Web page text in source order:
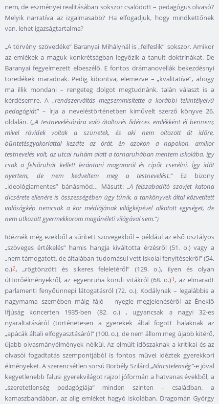
nem, de eszményei realitásában sokszor csalódott – pedagógus olvasó?
Melyik narratíva az izgalmasabb? Ha elfogadjuk, hogy mindkettőnek
van, lehet igazságtartalma?
„A törvény szövedéke” Baranyai Mihálynál is „felfeslik” sokszor. Amikor
az emlékek a maguk konkrétságban legyőzik a tanult doktrínákat. De
Baranyai fegyelmezett elbeszélő. E fontos drámanovellák bekezdésnyi
töredékek maradnak. Pedig kibontva, elemezve – „kvalitatíve”, ahogy
ma illik mondani – rengeteg dolgot megtudnánk, talán választ is a
kérdésemre. A „rendszerváltás megsemmisítette a korábbi tekintélyelvű
pedagógiát” – írja a neveléstörténetben kiművelt szerző könyve 26.
oldalán. („A testnevelésórára való átöltözés lidérces emlékként él bennem;
mivel rövidek voltak a szünetek, és aki nem öltözött át időre,
büntetésgyakorlattal kezdte az órát, én azokon a napokon, amikor
testnevelés volt, az utcai ruhám alatt a tornaruhában mentem iskolába, így
csak a felsőruhát kellett lerántani magamról és cipőt cserélni. Így időt
nyertem, de nem kedveltem meg a testnevelést.” Ez bizony
„ideológiamentes” bánásmód… Másutt: „A felszabadító szovjet katona
dicsérete ellenére is összességében úgy tűnik, a tankönyvek által közvetített
valóságkép nemcsak a kor médiájának világképével alkotott egységet, de
nem ütközött gyermekkorom magánéleti világával sem.”)
Idéznék még ezekből a sűrített szövegekből – például az első osztályos
„szöveges értékelés” hamis hangja kiváltotta érzésről (51. o.) vagy a
„nem támogatott, de általában tudomásul vett iskolai fenyítésekről” (54.
o.)2, „rögtönzött és sikeres feleletéről” (129. o.), ilyen és olyan
úttörőélményekről, az egyenruha körüli vitákról (68. o.)3, az elmaradt
parlamenti fenyőünnepi látogatásról (72. o.), Kodálynak – legalábbis a
nagymama szemében máig fájó – nyegle megjelenéséről az Éneklő
Ifjúság koncerten 1935-ben (82. o.) , ugyancsak a nagyi 32-es
nyaraltatásáról (történetesen a gyerekek által fogott halaknak az
„apácák általi elfogyasztásáról” (100. o.), de nem állom meg újabb kitérő,
újabb olvasmányélmények nélkül. Az elmúlt időszaknak a kritikai és az
olvasói fogadtatás szempontjából is fontos művei idéztek gyerekkori
élményeket. A szerencsétlen sorsú Borbély Szilárd „Nincstelenség”-e jóval
kegyetlenebb falusi gyerekvilágot rajzol jóformán a hatvanas évekből, a
„szeretetlenség pedagógiája” minden szinten – családban, a
kamaszbandában, az alig emléket hagyó iskolában. Dragomán György